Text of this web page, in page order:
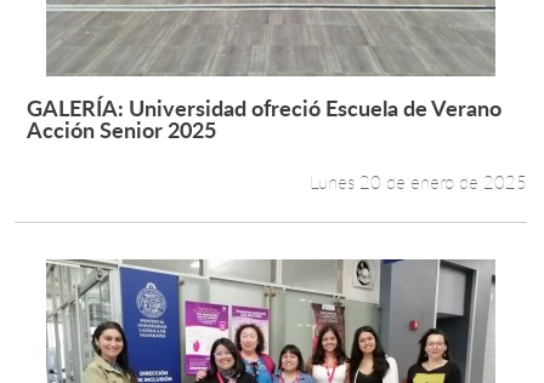
Leer más +
GALERÍA: Universidad ofreció Escuela de Verano
Acción Senior 2025
Lunes 20 de enero de 2025